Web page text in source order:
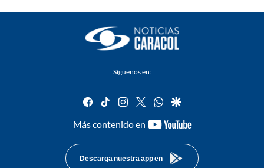
Síguenos en:
facebook
tiktok instagram
twitterwhatsapp
google
Más contenido en
youtube-
Descarga nuestra app en